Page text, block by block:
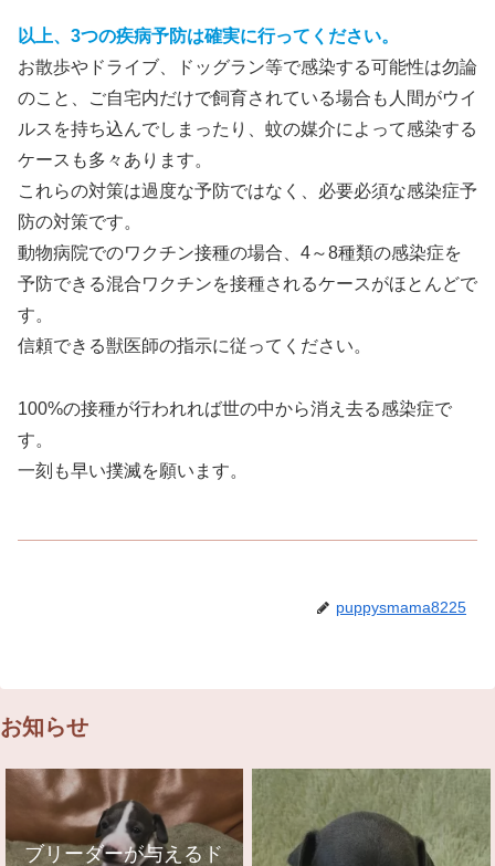
以上、3つの疾病予防は確実に行ってください。
お散歩やドライブ、ドッグラン等で感染する可能性は勿論
のこと、ご自宅内だけで飼育されている場合も人間がウイ
ルスを持ち込んでしまったり、蚊の媒介によって感染する
ケースも多々あります。
これらの対策は過度な予防ではなく、必要必須な感染症予
防の対策です。
動物病院でのワクチン接種の場合、4～8種類の感染症を
予防できる混合ワクチンを接種されるケースがほとんどで
す。
信頼できる獣医師の指示に従ってください。
100%の接種が行われれば世の中から消え去る感染症で
す。
一刻も早い撲滅を願います。
puppysmama8225
お知らせ
ブリーダーが与えるド